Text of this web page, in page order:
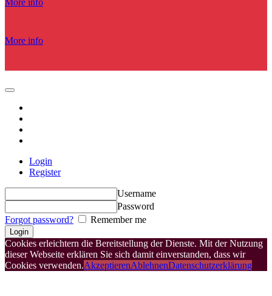
More info
More info
Login
Register
Username
Password
Forgot password?
Remember me
Cookies erleichtern die Bereitstellung der Dienste. Mit der Nutzung
dieser Webseite erklären Sie sich damit einverstanden, dass wir
Cookies verwenden.AkzeptierenAblehnenDatenschutzerklärung